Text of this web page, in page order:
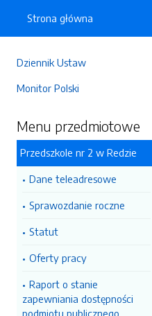
Dziennik Ustaw
Monitor Polski
Menu przedmiotowe
Przedszkole nr 2 w Redzie
Dane teleadresowe
Sprawozdanie roczne
Statut
Oferty pracy
Raport o stanie
zapewniania dostępności
podmiotu publicznego
Strona główna